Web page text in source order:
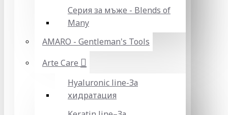
Серия за мъже - Blends of
Many
AMARO - Gentleman's Tools
Arte Care
Hyaluronic line-За
хидратация